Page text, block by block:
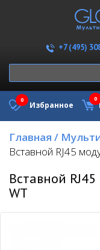
+7 (495)
Избранное
0 0
Главная /
Вставной RJ45
Вставной
WT